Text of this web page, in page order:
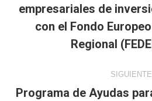
publicaciones
empresariales de
con el Fondo
Regional
SIGUIENTE
Programa de Ayudas